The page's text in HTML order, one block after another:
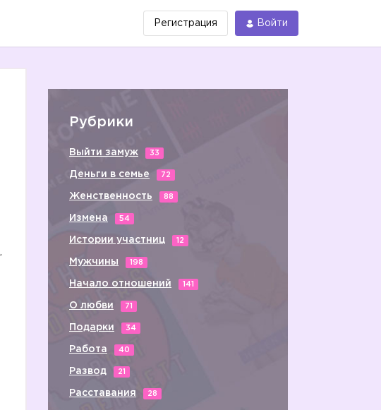
Регистрация Войти
Рубрики
Выйти замуж 33
Деньги в семье 72
Женственность 88
Измена 54
Истории участниц 12
Мужчины 198
Начало отношений 141
О любви 71
Подарки 34
Работа 40
Развод 21
Расставания 28